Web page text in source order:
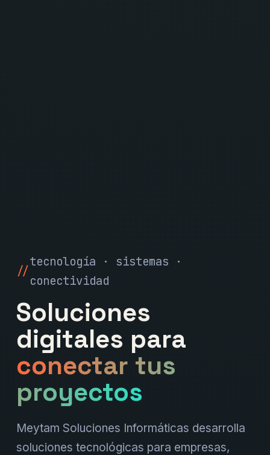
tecnología · sistemas ·
conectividad
Soluciones
digitales para
conectar tus
proyectos
Meytam Soluciones Informáticas desarrolla
soluciones tecnológicas para empresas,